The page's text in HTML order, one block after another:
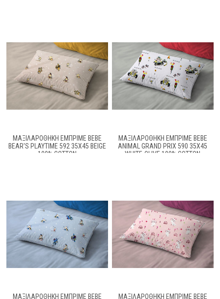
ΜΑΞΙΛΑΡΟΘΉΚΗ ΕΜΠΡΙΜΈ BEBE
BEAR'S PLAYTIME 592 35X45 BEIGE
100% COTTON
ΜΑΞΙΛΑΡΟΘΉΚΗ ΕΜΠΡΙΜΈ BEBE
ANIMAL GRAND PRIX 590 35X45
WHITE-OLIVE 100% COTTON
ΜΑΞΙΛΑΡΟΘΉΚΗ ΕΜΠΡΙΜΈ BEBE ΜΑΞΙΛΑΡΟΘΉΚΗ ΕΜΠΡΙΜΈ BEBE